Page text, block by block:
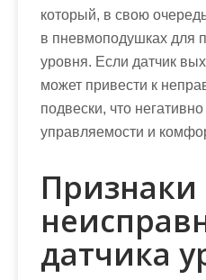
который, в свою
в пневмоподушках для
уровня. Если датчик
может привести к
подвески, что
управляемости и
Признаки
датчика